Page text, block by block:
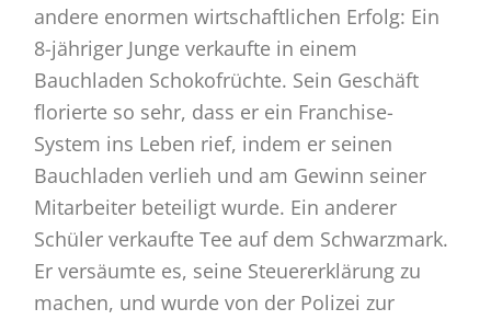
andere enormen wirtschaftlichen Erfolg: Ein
8-jähriger Junge verkaufte in einem
Bauchladen Schokofrüchte. Sein Geschäft
florierte so sehr, dass er ein Franchise-
System ins Leben rief, indem er seinen
Bauchladen verlieh und am Gewinn seiner
Mitarbeiter beteiligt wurde. Ein anderer
Schüler verkaufte Tee auf dem Schwarzmark.
Er versäumte es, seine Steuererklärung zu
machen, und wurde von der Polizei zur